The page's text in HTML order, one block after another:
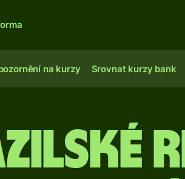
na kurzy Srovnat kurzy bank